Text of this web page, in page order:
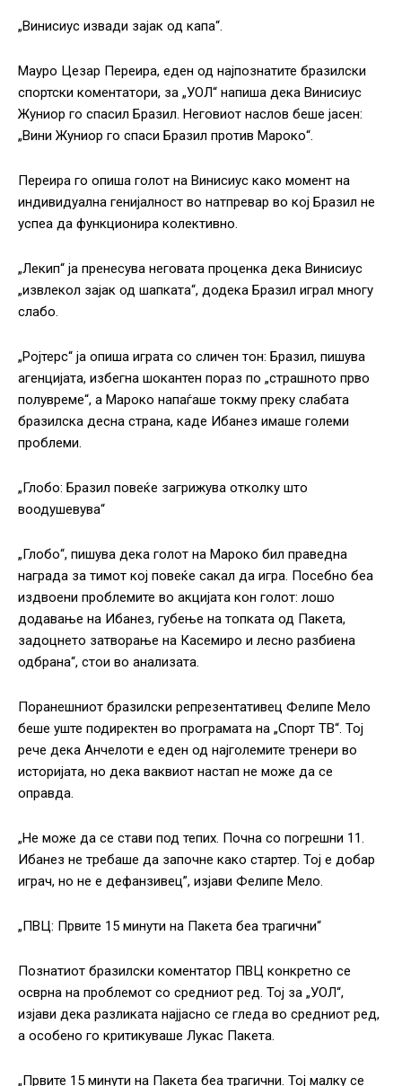
„Винисиус извади зајак од капа“.
Мауро Цезар Переира, еден од најпознатите бразилски
спортски коментатори, за „УОЛ“ напиша дека Винисиус
Жуниор го спасил Бразил. Неговиот наслов беше јасен:
„Вини Жуниор го спаси Бразил против Мароко“.
Переира го опиша голот на Винисиус како момент на
индивидуална генијалност во натпревар во кој Бразил не
успеа да функционира колективно.
„Лекип“ ја пренесува неговата проценка дека Винисиус
„извлекол зајак од шапката“, додека Бразил играл многу
слабо.
„Ројтерс“ ја опиша играта со сличен тон: Бразил, пишува
агенцијата, избегна шокантен пораз по „страшното прво
полувреме“, а Мароко напаѓаше токму преку слабата
бразилска десна страна, каде Ибанез имаше големи
проблеми.
„Глобо: Бразил повеќе загрижува отколку што
воодушевува“
„Глобо“, пишува дека голот на Мароко бил праведна
награда за тимот кој повеќе сакал да игра. Посебно беа
издвоени проблемите во акцијата кон голот: лошо
додавање на Ибанез, губење на топката од Пакета,
задоцнето затворање на Касемиро и лесно разбиена
одбрана“, стои во анализата.
Поранешниот бразилски репрезентативец Фелипе Мело
беше уште подиректен во програмата на „Спорт ТВ“. Тој
рече дека Анчелоти е еден од најголемите тренери во
историјата, но дека ваквиот настап не може да се
оправда.
„Не може да се стави под тепих. Почна со погрешни 11.
Ибанез не требаше да започне како стартер. Тој е добар
играч, но не е дефанзивец”, изјави Фелипе Мело.
„ПВЦ: Првите 15 минути на Пакета беа трагични“
Познатиот бразилски коментатор ПВЦ конкретно се
осврна на проблемот со средниот ред. Тој за „УОЛ“,
изјави дека разликата најјасно се гледа во средниот ред,
а особено го критикуваше Лукас Пакета.
„Првите 15 минути на Пакета беа трагични. Тој малку се